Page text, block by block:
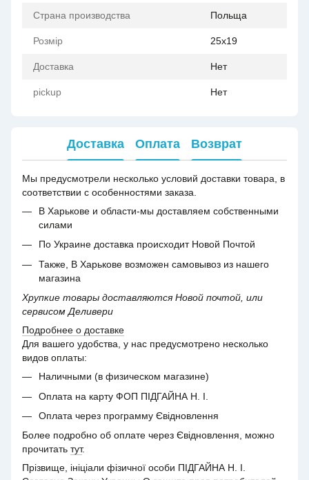
Страна производства Польща
Розмір 25x19
Доставка Нет
pickup Нет
Доставка Оплата Возврат
Мы предусмотрели несколько условий доставки товара, в
соответствии с особенностями заказа.
В Харькове и области-мы доставляем собственными
силами
По Украине доставка происходит Новой Почтой
Также, В Харькове возможен самовывоз из нашего
магазина
Хрупкие товары доставляются Новой почтой, или
сервисом Деливери
Подробнее о доставке
Для вашего удобства, у нас предусмотрено несколько
видов оплаты:
Наличными (в физическом магазине)
Оплата на карту ФОП ПІДГАЙНА Н. І.
Оплата через программу Євідновлення
Более подробно об оплате через Євідновлення, можно
прочитать тут.
Прізвище, ініціали фізичної особи ПІДГАЙНА Н. І.